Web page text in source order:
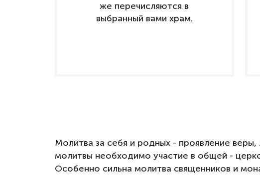
же перечисляются в
выбранный вами храм.
Молитва за себя и родных - проявление
молитвы необходимо участие в общей -
Особенно сильна молитва священников и